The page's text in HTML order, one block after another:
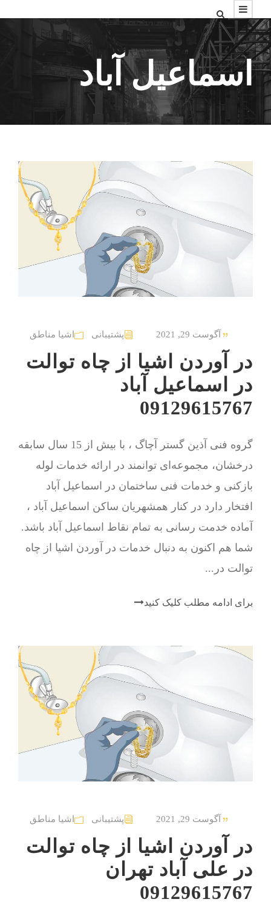
اسماعیل آباد
آگوست 29, 2021 پشتیبانی اشیا مناطق
در آوردن اشیا از چاه توالت
در اسماعیل آباد
09129615767
گروه فنی آذین گستر آچاگ ، با بیش از 15 سال سابقه
درخشان، مجموعه‌ای توانمند در ارائه خدمات لوله
بازکنی و خدمات فنی ساختمان در اسماعیل آباد
افتخار دارد در کنار همشهریان ساکن اسماعیل آباد ،
آماده خدمت رسانی به تمام نقاط اسماعیل آباد باشد.
شما هم اکنون به دنبال خدمات در آوردن اشیا از چاه
توالت در...
برای ادامه مطلب کلیک کنید
آگوست 29, 2021 پشتیبانی اشیا مناطق
در آوردن اشیا از چاه توالت
در علی آباد تهران
09129615767